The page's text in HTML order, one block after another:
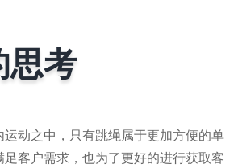
思考
动之中，只有跳绳属于更加方便的单
客户需求，也为了更好的进行获取客